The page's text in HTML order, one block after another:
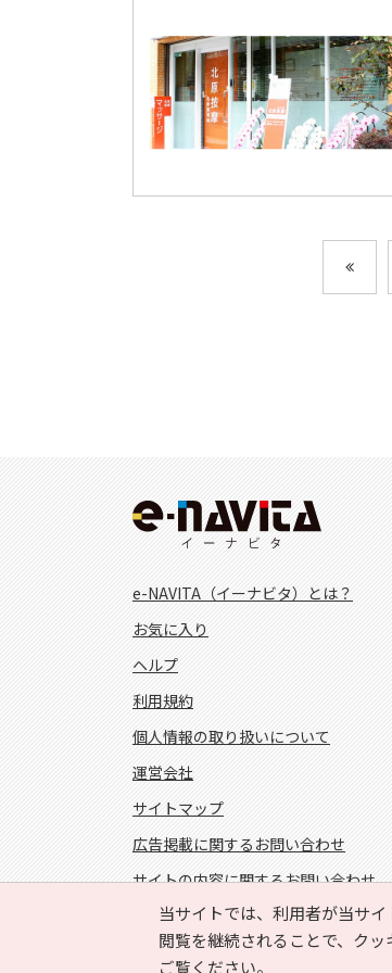
当サイトでは、利用者が当サ
閲覧を継続されることで、クッ
ご覧ください。
e-NAVITA（イーナビタ）とは？
お気に入り
ヘルプ
利用規約
個人情報の取り扱いについて
運営会社
サイトマップ
広告掲載に関するお問い合わせ
サイトの内容に関するお問い合わせ
FOLLOW US!